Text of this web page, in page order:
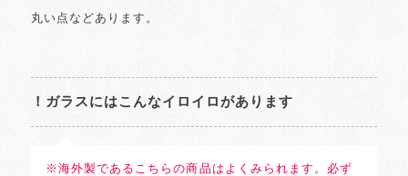
丸い点などあります。
！ガラスにはこんなイロイロがあります
※海外製であるこちらの商品はよくみられます。必ず